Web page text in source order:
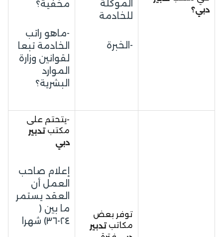
دبي؟
الموكلة
للخادمة
-الخبرة
مخفية؟
-ماهو راتب
الخادمة تبعا
لقوانين وزارة
الموارد
البشرية؟
توفر بعض
مكاتبتدبير
-يتحتم على
مكتبتدبير
دبي
إعلام صاحب
العمل أن
العقد يستمر
ما بين (
٢٤-٣٦) شهرا